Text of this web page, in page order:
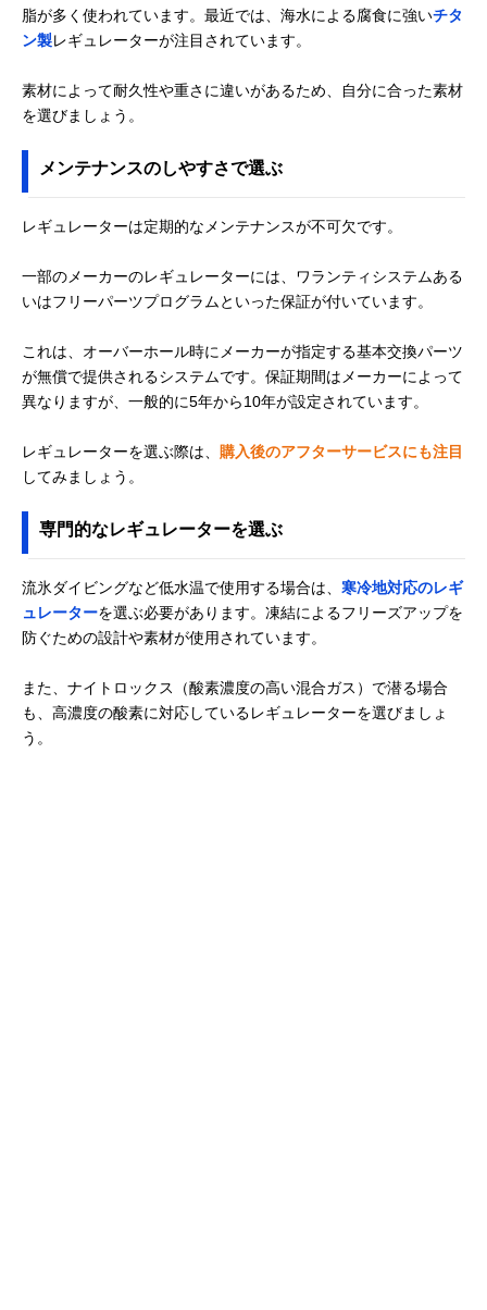
脂が多く使われています。最近では、海水による腐食に強いチタ
ン製レギュレーターが注目されています。
素材によって耐久性や重さに違いがあるため、自分に合った素材
を選びましょう。
メンテナンスのしやすさで選ぶ
レギュレーターは定期的なメンテナンスが不可欠です。
一部のメーカーのレギュレーターには、ワランティシステムある
いはフリーパーツプログラムといった保証が付いています。
これは、オーバーホール時にメーカーが指定する基本交換パーツ
が無償で提供されるシステムです。保証期間はメーカーによって
異なりますが、一般的に5年から10年が設定されています。
レギュレーターを選ぶ際は、
購入後のアフターサービスにも注目
してみましょう。
専門的なレギュレーターを選ぶ
流氷ダイビングなど低水温で使用する場合は、 寒冷地対応のレギ
ュレーターを選ぶ必要があります。凍結によるフリーズアップを
防ぐための設計や素材が使用されています。
また、ナイトロックス（酸素濃度の高い混合ガス）で潜る場合
も、高濃度の酸素に対応しているレギュレーターを選びましょ
う。